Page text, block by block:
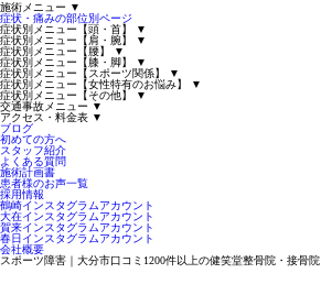
施術メニュー ▼
症状・痛みの部位別ページ
症状別メニュー【頭・首】
▼
症状別メニュー【肩・腕】
▼
症状別メニュー【腰】
▼
症状別メニュー【膝・脚】
▼
症状別メニュー【スポーツ関係】
▼
症状別メニュー【女性特有のお悩み】
▼
症状別メニュー【その他】
▼
交通事故メニュー ▼
アクセス・料金表 ▼
ブログ
初めての方へ
スタッフ紹介
よくある質問
施術計画書
患者様のお声一覧
採用情報
鶴崎インスタグラムアカウント
大在インスタグラムアカウント
賀来インスタグラムアカウント
春日インスタグラムアカウント
会社概要
スポーツ障害｜大分市口コミ1200件以上の健笑堂整骨院・接骨院